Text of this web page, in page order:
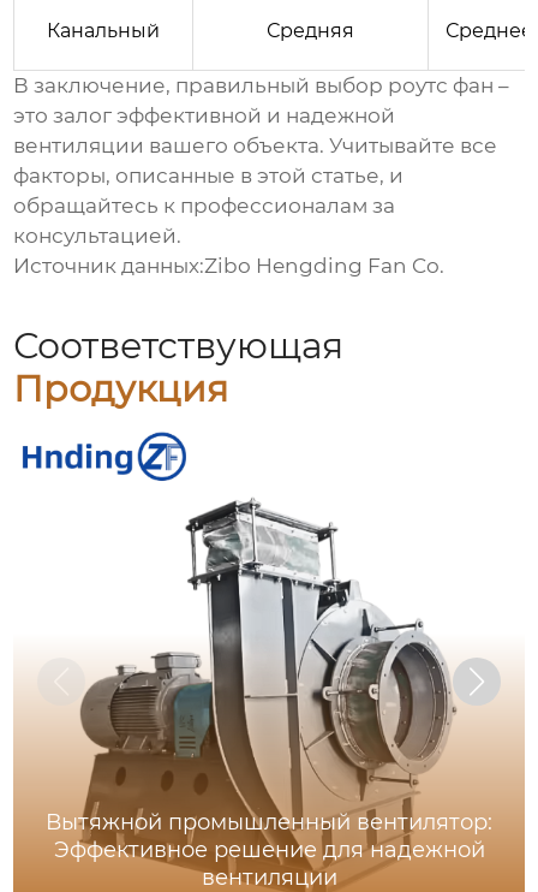
Канальный Средняя Среднее
В заключение, правильный выбор роутс фан –
это залог эффективной и надежной
вентиляции вашего объекта. Учитывайте все
факторы, описанные в этой статье, и
обращайтесь к профессионалам за
консультацией.
Источник данных:Zibo Hengding Fan Co.
Соответствующая
Продукция
Вытяжной промышленный вентилятор:
Эффективное решение для надежной
вентиляции